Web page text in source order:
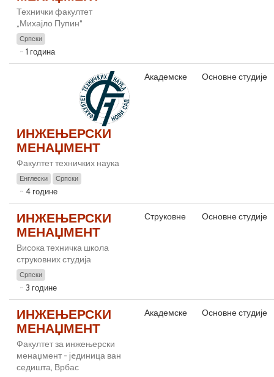
Технички факултет
„Михајло Пупин“
Српски
1 година
ИНЖЕЊЕРСКИ
МЕНАЏМЕНТ
Факултет техничких наука
Енглески Српски
4 године
Академске Основне студије
ИНЖЕЊЕРСКИ
МЕНАЏМЕНТ
Висока техничка школа
струковних студија
Српски
3 године
Струковне Основне студије
ИНЖЕЊЕРСКИ
МЕНАЏМЕНТ
Факултет за инжењерски
менаџмент - jeдиница ван
седишта, Врбас
Академске Основне студије